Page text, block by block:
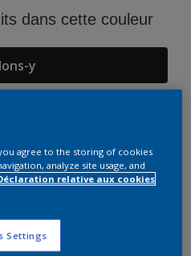
dans cette couleur
y
d'Harmonies
agree to the storing of cookies
analyze site usage, and
relative aux cookies
Settings